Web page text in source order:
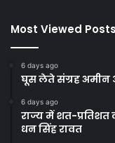
Most Viewed Posts
6 days ago
घूस लेते संग्रह अमीन
6 days ago
राज्य में शत-प्रतिशत
धन सिंह रावत